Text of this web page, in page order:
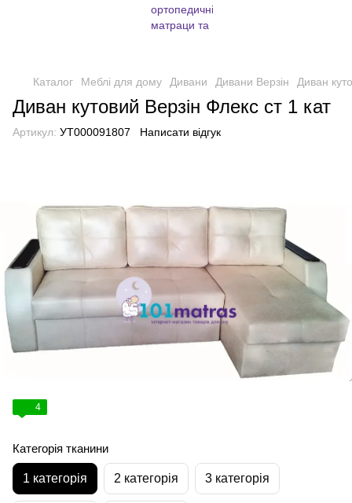
Каталог Меблі для дому Дивани Дивани Верзін Диван
Диван кутовий Верзін Флекс ст 1 кат
Артикул: УТ000091807 Написати відгук
4
Категорія тканини
1 категорія 2 категорія 3 категорія